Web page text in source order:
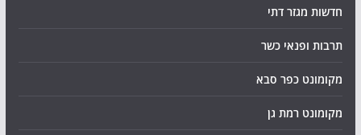
חדשות מגזר דתי
תרבות ופנאי כשר
מקומונט כפר סבא
מקומונט רמת גן